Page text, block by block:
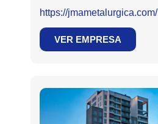
https://jmametalurgica.com/
VER EMPRESA